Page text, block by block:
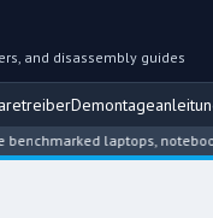
and disassembly guides
benchmarked laptops,